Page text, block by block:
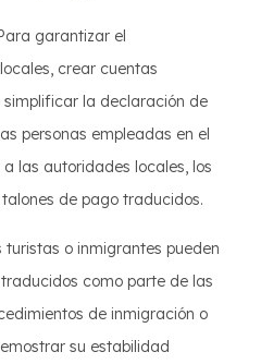
garantizar el
crear cuentas
la declaración de
personas empleadas en el
las autoridades locales, los
de pago traducidos.
turistas o inmigrantes pueden
como parte de las
de inmigración o
su estabilidad